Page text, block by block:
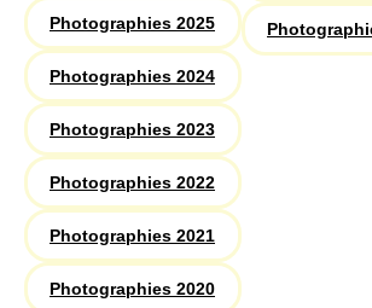
Photographies 2025
Photographies 2024
Photographies 2023
Photographies 2022
Photographies 2021
Photographies 2020